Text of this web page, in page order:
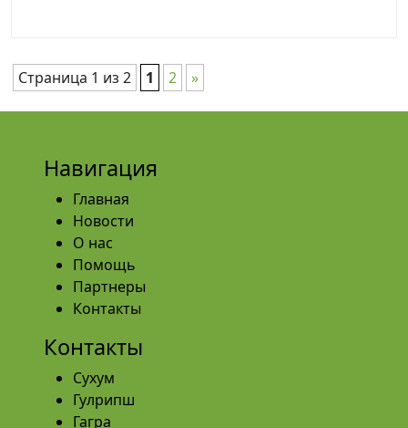
Страница 1 из 2 1 2 »
Навигация
Главная
Новости
О нас
Помощь
Партнеры
Контакты
Контакты
Сухум
Гулрипш
Гагра